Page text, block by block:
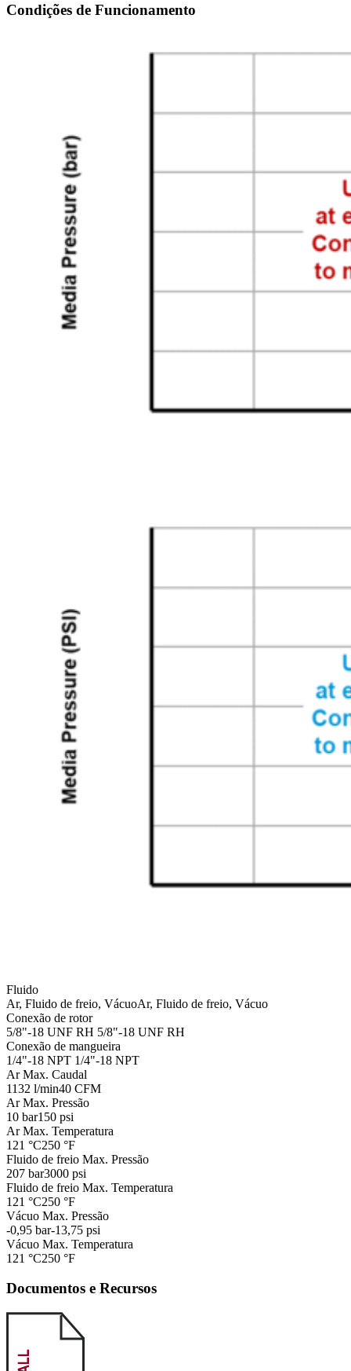
Condições de Funcionamento
Fluido
Ar, Fluido de freio, VácuoAr, Fluido de freio, Vácuo
Conexão de rotor
5/8"-18 UNF RH 5/8"-18 UNF RH
Conexão de mangueira
1/4"-18 NPT 1/4"-18 NPT
Ar Max. Caudal
1132 l/min40 CFM
Ar Max. Pressão
10 bar150 psi
Ar Max. Temperatura
121 °C250 °F
Fluido de freio Max. Pressão
207 bar3000 psi
Fluido de freio Max. Temperatura
121 °C250 °F
Vácuo Max. Pressão
-0,95 bar-13,75 psi
Vácuo Max. Temperatura
121 °C250 °F
Documentos e Recursos